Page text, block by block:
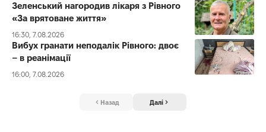
Зеленський нагородив лікаря з Рівного
«За врятоване життя»
16:30, 7.08.2026
Вибух гранати неподалік Рівного: двоє
– в реанімації
16:00, 7.08.2026
Назад Далі